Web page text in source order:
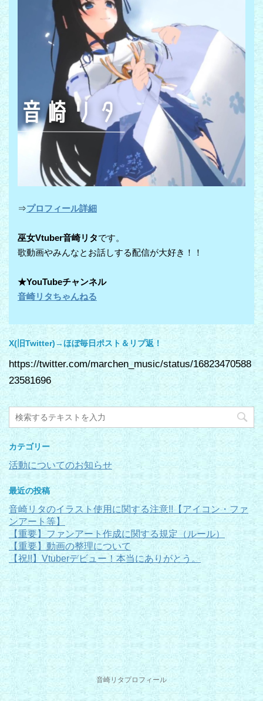
⇒プロフィール詳細
巫女Vtuber音崎リタです。
歌動画やみんなとお話しする配信が大好き！！
★YouTubeチャンネル
音崎リタちゃんねる
X(旧Twitter)→ほぼ毎日ポスト＆リプ返！
https://twitter.com/marchen_music/status/16823470588
23581696
カテゴリー
活動についてのお知らせ
最近の投稿
音崎リタのイラスト使用に関する注意!!【アイコン・ファ
ンアート等】
【重要】ファンアート作成に関する規定（ルール）
【重要】動画の整理について
【祝!!】Vtuberデビュー！本当にありがとう。
音崎リタプロフィール